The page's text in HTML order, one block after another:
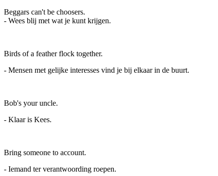
Beggars can't be choosers.
- Wees blij met wat je kunt krijgen.
Birds of a feather flock together.
- Mensen met gelijke interesses vind je bij elkaar in de buurt.
Bob's your uncle.
- Klaar is Kees.
Bring someone to account.
- Iemand ter verantwoording roepen.